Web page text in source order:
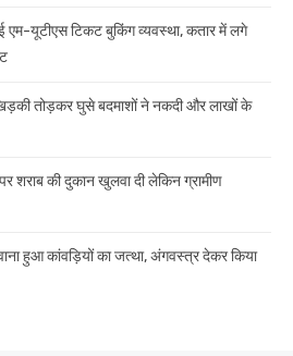
यूटीएस टिकट बुकिंग व्यवस्था, कतार में लगे
तोड़कर घुसे बदमाशों ने नकदी और लाखों के
की दुकान खुलवा दी लेकिन ग्रामीण
हुआ कांवड़ियों का जत्था, अंगवस्त्र देकर किया